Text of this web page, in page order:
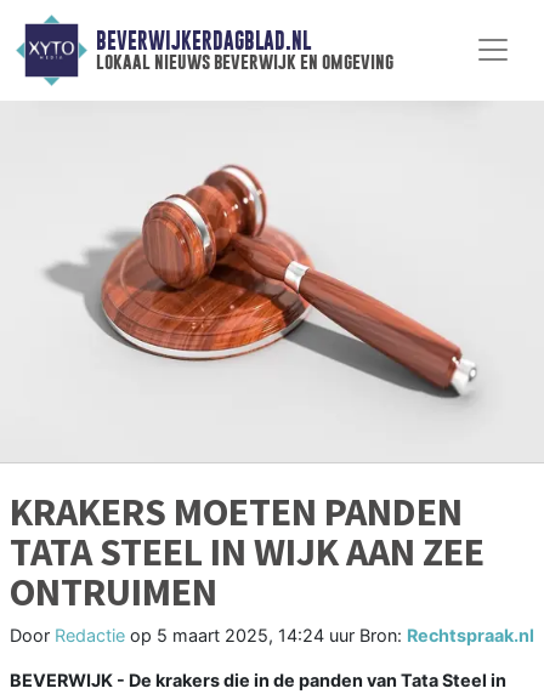
BEVERWIJKERDAGBLAD.NL
lokaal nieuws beverwijk en omgeving
KRAKERS MOETEN PANDEN
TATA STEEL IN WIJK AAN ZEE
ONTRUIMEN
Door Redactie op 5 maart 2025, 14:24 uur Bron: Rechtspraak.nl
BEVERWIJK - De krakers die in de panden van Tata Steel in